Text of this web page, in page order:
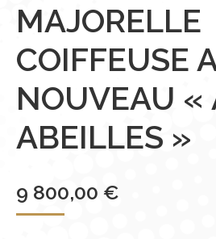
MAJORELLE
COIFFEUSE
NOUVEAU «
ABEILLES »
9 800,00 €